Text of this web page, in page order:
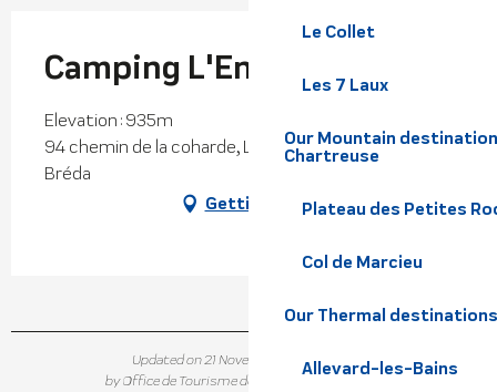
Le Collet
Les 7 Laux
Our Mountain
Chartreuse
Plateau des Petites
Col de Marcieu
Our Thermal destinations
Allevard-les-Bains
Camping L'Envie d'Ailleurs
Elevation : 935m
94 chemin de la coharde, La Ferrière, 38580 Haut-
Bréda
Getting there
Updated on 21 November 2024 at 12:32
by Office de Tourisme de Belledonne Chartreuse